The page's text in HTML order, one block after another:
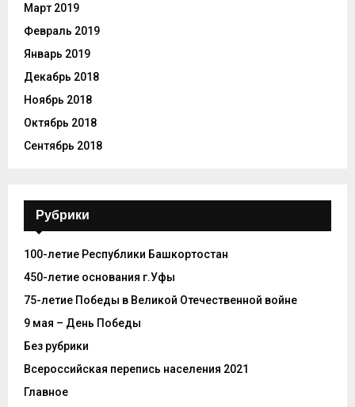
Март 2019
Февраль 2019
Январь 2019
Декабрь 2018
Ноябрь 2018
Октябрь 2018
Сентябрь 2018
Рубрики
100-летие Республики Башкортостан
450-летие основания г.Уфы
75-летие Победы в Великой Отечественной войне
9 мая – День Победы
Без рубрики
Всероссийская перепись населения 2021
Главное